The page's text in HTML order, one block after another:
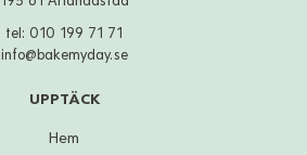
tel: 010 199 71 71
info@bakemyday.se
UPPTÄCK
Hem